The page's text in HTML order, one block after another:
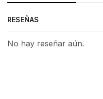
RESEÑAS
No hay reseñar aún.